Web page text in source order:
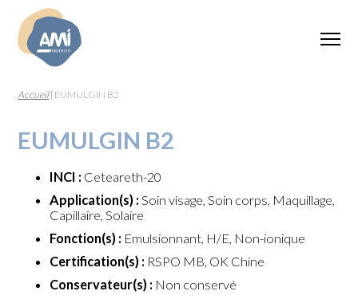
Accueil| EUMULGIN B2
EUMULGIN B2
INCI : Ceteareth-20
Application(s) : Soin visage, Soin corps, Maquillage,
Capillaire, Solaire
Fonction(s) : Emulsionnant, H/E, Non-ionique
Certification(s) : RSPO MB, OK Chine
Conservateur(s) : Non conservé